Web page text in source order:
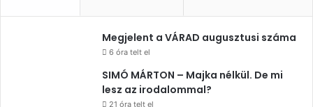
Megjelent a VÁRAD augusztusi száma
6 óra telt el
SIMÓ MÁRTON – Majka nélkül. De mi
lesz az irodalommal?
21 óra telt el